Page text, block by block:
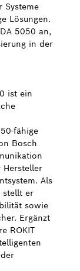
Systeme
Lösungen.
5050 an,
in der
ist ein
fähige
Bosch
Hersteller
Als
stellt er
sowie
Ergänzt
ROKIT